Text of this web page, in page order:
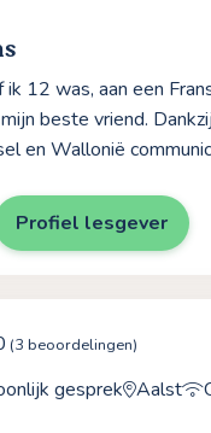
12 was, aan een
beste vriend.
en Wallonië
Profiel lesgever
(3 beoordelingen)
gesprek Aalst